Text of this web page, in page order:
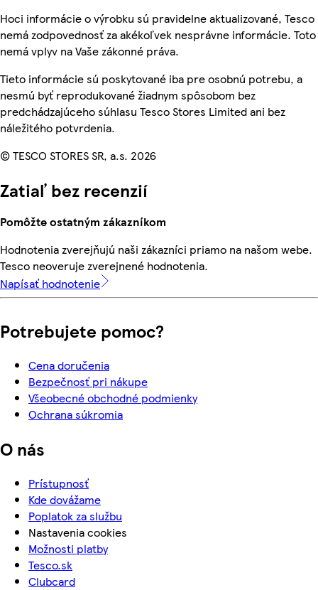
Hoci informácie o výrobku sú pravidelne aktualizované, Tesco
nemá zodpovednosť za akékoľvek nesprávne informácie. Toto
nemá vplyv na Vaše zákonné práva.
Tieto informácie sú poskytované iba pre osobnú potrebu, a
nesmú byť reprodukované žiadnym spôsobom bez
predchádzajúceho súhlasu Tesco Stores Limited ani bez
náležitého potvrdenia.
© TESCO STORES SR, a.s. 2026
Zatiaľ bez recenzií
Pomôžte ostatným zákazníkom
Hodnotenia zverejňujú naši zákazníci priamo na našom webe.
Tesco neoveruje zverejnené hodnotenia.
Napísať hodnotenie
Potrebujete pomoc?
Cena doručenia
Bezpečnosť pri nákupe
Všeobecné obchodné podmienky
Ochrana súkromia
O nás
Prístupnosť
Kde dovážame
Poplatok za službu
Nastavenia cookies
Možnosti platby
Tesco.sk
Clubcard